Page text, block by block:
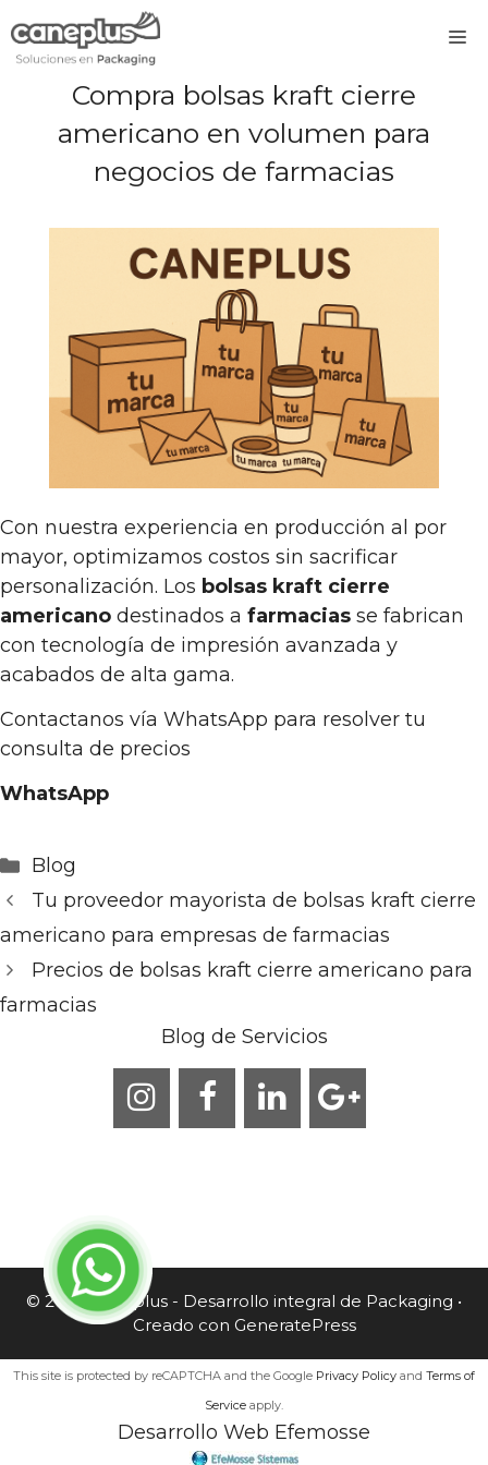
al
Compra bolsas kraft cierre
americano en volumen para
negocios de farmacias
Con nuestra experiencia en producción al por
mayor, optimizamos costos sin sacrificar
personalización. Los bolsas kraft cierre
americano destinados a farmacias se fabrican
con tecnología de impresión avanzada y
acabados de alta gama.
Contactanos vía WhatsApp para resolver tu
consulta de precios
WhatsApp
Categorías
Blog
Tu proveedor mayorista de bolsas kraft cierre
americano para empresas de farmacias
Precios de bolsas kraft cierre americano para
farmacias
Blog de Servicios
© 2026 Caneplus - Desarrollo integral de Packaging •
Creado con GeneratePress
This site is protected by reCAPTCHA and the Google Privacy Policy and Terms of
Service apply.
Desarrollo Web Efemosse